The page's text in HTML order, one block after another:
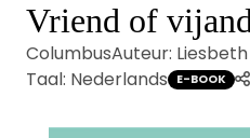
Vriend of vijand
ColumbusAuteur:
Taal: Nederlands E-BOOK